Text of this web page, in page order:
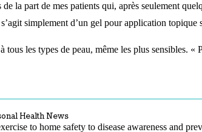
la part de mes patients qui, après seulement
simplement d’un gel pour application topique
les types de peau, même les plus sensibles.
Health News
to home safety to disease awareness and